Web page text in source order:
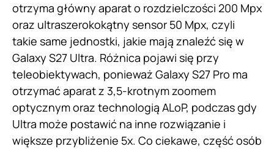
otrzyma główny aparat o rozdzielczości 200 Mpx
oraz ultraszerokokątny sensor 50 Mpx, czyli
takie same jednostki, jakie mają znaleźć się w
Galaxy S27 Ultra. Różnica pojawi się przy
teleobiektywach, ponieważ Galaxy S27 Pro ma
otrzymać aparat z 3,5-krotnym zoomem
optycznym oraz technologią ALoP, podczas gdy
Ultra może postawić na inne rozwiązanie i
większe przybliżenie 5x. Co ciekawe, część osób